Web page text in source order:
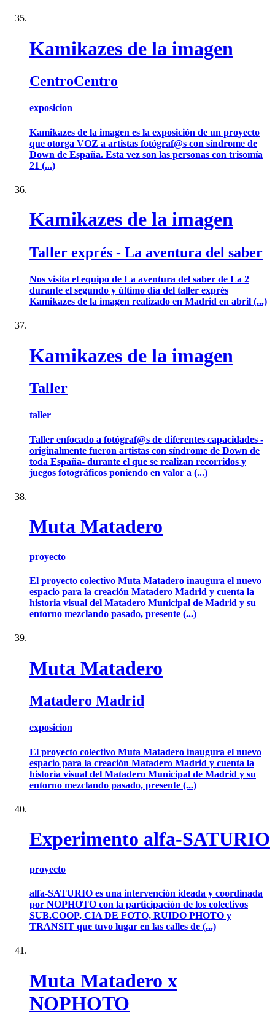
Kamikazes de la imagen
CentroCentro
exposicion
Kamikazes de la imagen es la exposición de un proyecto
que otorga VOZ a artistas fotógraf@s con síndrome de
Down de España. Esta vez son las personas con trisomía
21 (...)
Kamikazes de la imagen
Taller exprés - La aventura del saber
Nos visita el equipo de La aventura del saber de La 2
durante el segundo y último día del taller exprés
Kamikazes de la imagen realizado en Madrid en abril (...)
Kamikazes de la imagen
Taller
taller
Taller enfocado a fotógraf@s de diferentes capacidades -
originalmente fueron artistas con síndrome de Down de
toda España- durante el que se realizan recorridos y
juegos fotográficos poniendo en valor a (...)
Muta Matadero
proyecto
El proyecto colectivo Muta Matadero inaugura el nuevo
espacio para la creación Matadero Madrid y cuenta la
historia visual del Matadero Municipal de Madrid y su
entorno mezclando pasado, presente (...)
Muta Matadero
Matadero Madrid
exposicion
El proyecto colectivo Muta Matadero inaugura el nuevo
espacio para la creación Matadero Madrid y cuenta la
historia visual del Matadero Municipal de Madrid y su
entorno mezclando pasado, presente (...)
Experimento alfa-SATURIO
proyecto
alfa-SATURIO es una intervención ideada y coordinada
por NOPHOTO con la participación de los colectivos
SUB.COOP, CIA DE FOTO, RUIDO PHOTO y
TRANSIT que tuvo lugar en las calles de (...)
Muta Matadero x
NOPHOTO